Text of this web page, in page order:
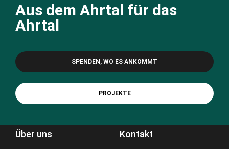
Aus dem Ahrtal für das
Ahrtal
SPENDEN, WO ES ANKOMMT
PROJEKTE
Über uns Kontakt